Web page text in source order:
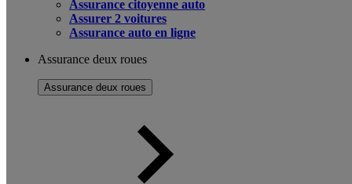
Assurance citoyenne auto
Assurer 2 voitures
Assurance auto en ligne
Assurance deux roues
Assurance deux roues